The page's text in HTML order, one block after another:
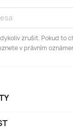
zrušit. Pokud to
v právním